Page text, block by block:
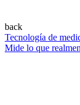
back
Tecnología de
Mide lo que